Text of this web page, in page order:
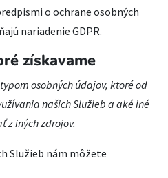
o ochrane osobných
nariadenie GDPR.
získavame
osobných údajov, ktoré od
našich Služieb a aké iné
z iných zdrojov.
Služieb nám môžete